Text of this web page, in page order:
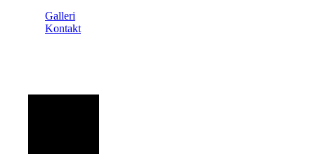
Galleri
Kontakt